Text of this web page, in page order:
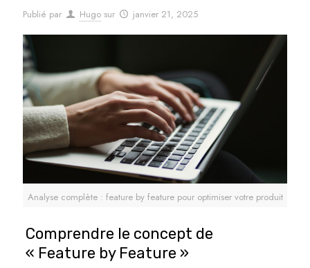
Publié par Hugo sur janvier 21, 2025
Analyse complète : feature by feature pour optimiser votre produit
Comprendre le concept de
« Feature by Feature »